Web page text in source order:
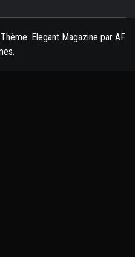
Thème: Elegant Magazine par AF
.